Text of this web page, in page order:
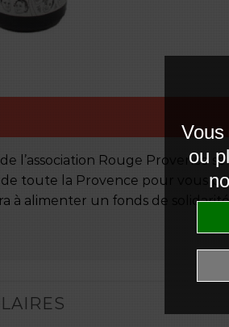
l’association Rouge Provence
toute la Provence pour vous
à alimenter un fonds de
ou